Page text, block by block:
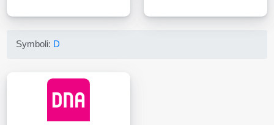
Symboli: D